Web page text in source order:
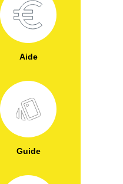
Aide
Guide